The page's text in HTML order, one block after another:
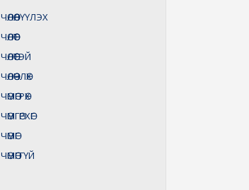
ЧӨЛӨӨЛҮҮЛЭХ
ЧӨЛӨӨТ
ЧӨЛӨӨТЭЙ
ЧӨЛӨӨЧЛӨХ
ЧӨМӨГРӨХ
ЧӨМГӨРХӨГ
ЧӨМӨГ
ЧӨМӨГГҮЙ